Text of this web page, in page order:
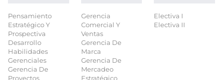
Pensamiento
Estratégico Y
Prospectiva
Desarrollo
Habilidades
Gerenciales
Gerencia De
Proyectos
Gerencia
Comercial Y
Ventas
Gerencia De
Marca
Gerencia De
Mercadeo
Estratégico
Electiva I
Electiva II